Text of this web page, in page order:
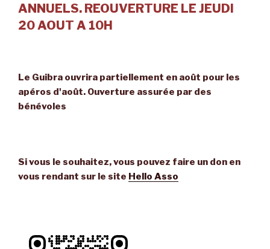
ANNUELS. REOUVERTURE LE JEUDI
20 AOUT A 10H
Le Guibra ouvrira partiellement en août pour les
apéros d'août. Ouverture assurée par des
bénévoles
Si vous le souhaitez, vous pouvez faire un don en
vous rendant sur le site Hello Asso